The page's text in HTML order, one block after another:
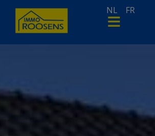
NL FR